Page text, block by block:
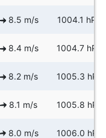
8.5 m/s 1004.1 hPa
8.4 m/s 1004.7 hPa
8.2 m/s 1005.3 hPa
8.1 m/s 1005.8 hPa
8.0 m/s 1006.0 hPa